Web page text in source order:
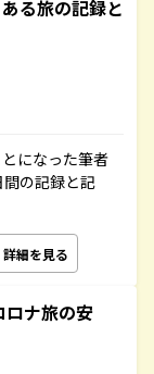
る旅の記録と
になった筆者
の記録と記
詳細を見る
ロナ旅の安